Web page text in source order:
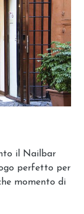
il Nailbar
perfetto per
momento di